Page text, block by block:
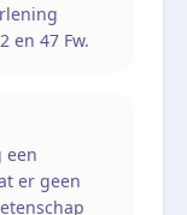
en 47 Fw.
een
er geen